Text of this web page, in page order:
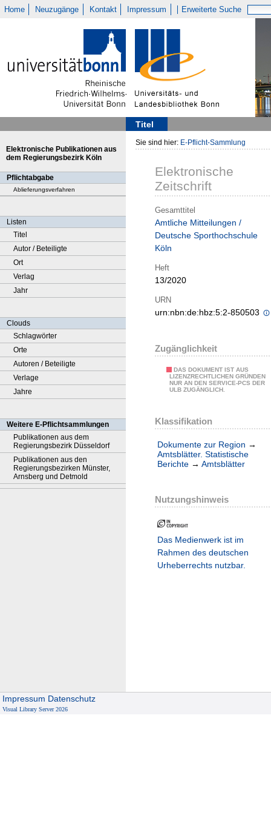
Home Neuzugänge Kontakt Impressum Erweiterte Suche
Titel
Elektronische Publikationen aus
dem Regierungsbezirk Köln
Pflichtabgabe
Ablieferungsverfahren
Listen
Titel
Autor / Beteiligte
Ort
Verlag
Jahr
Clouds
Schlagwörter
Orte
Autoren / Beteiligte
Verlage
Jahre
Weitere E-Pflichtsammlungen
Publikationen aus dem
Regierungsbezirk Düsseldorf
Publikationen aus den
Regierungsbezirken Münster,
Arnsberg und Detmold
Sie sind hier: E-Pflicht-Sammlung
Elektronische
Zeitschrift
Gesamttitel
Amtliche Mitteilungen /
Deutsche Sporthochschule
Köln
Heft
13/2020
URN
urn:nbn:de:hbz:5:2-850503
Zugänglichkeit
DAS DOKUMENT IST AUS
LIZENZRECHTLICHEN GRÜNDEN
NUR AN DEN SERVICE-PCS DER
ULB ZUGÄNGLICH.
Klassifikation
Dokumente zur Region →
Amtsblätter. Statistische
Berichte → Amtsblätter
Nutzungshinweis
Das Medienwerk ist im
Rahmen des deutschen
Urheberrechts nutzbar.
Impressum Datenschutz
Visual Library Server 2026